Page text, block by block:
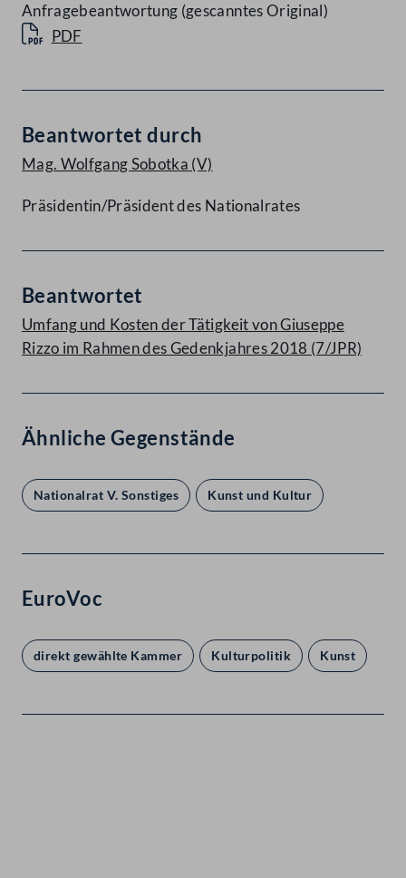
Anfragebeantwortung (gescanntes Original)
PDF
Beantwortet durch
Mag. Wolfgang Sobotka (V)
Präsidentin/Präsident des Nationalrates
Beantwortet
Umfang und Kosten der Tätigkeit von Giuseppe
Rizzo im Rahmen des Gedenkjahres 2018 (7/JPR)
Ähnliche Gegenstände
Nationalrat V. Sonstiges Kunst und Kultur
EuroVoc
direkt gewählte Kammer Kulturpolitik Kunst